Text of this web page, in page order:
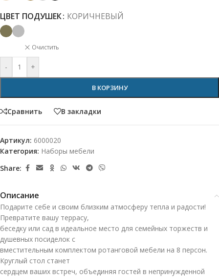
ЦВЕТ ПОДУШЕК КОРИЧНЕВЫЙ
Очистить
- +
В КОРЗИНУ
Сравнить В закладки
Артикул: 6000020
Категория: Наборы мебели
Share:
Описание
Подарите себе и своим близким атмосферу тепла и радости!
Превратите вашу террасу,
беседку или сад в идеальное место для семейных торжеств и
душевных посиделок с
вместительным комплектом ротанговой мебели на 8 персон.
Круглый стол станет
сердцем ваших встреч, объединяя гостей в непринужденной